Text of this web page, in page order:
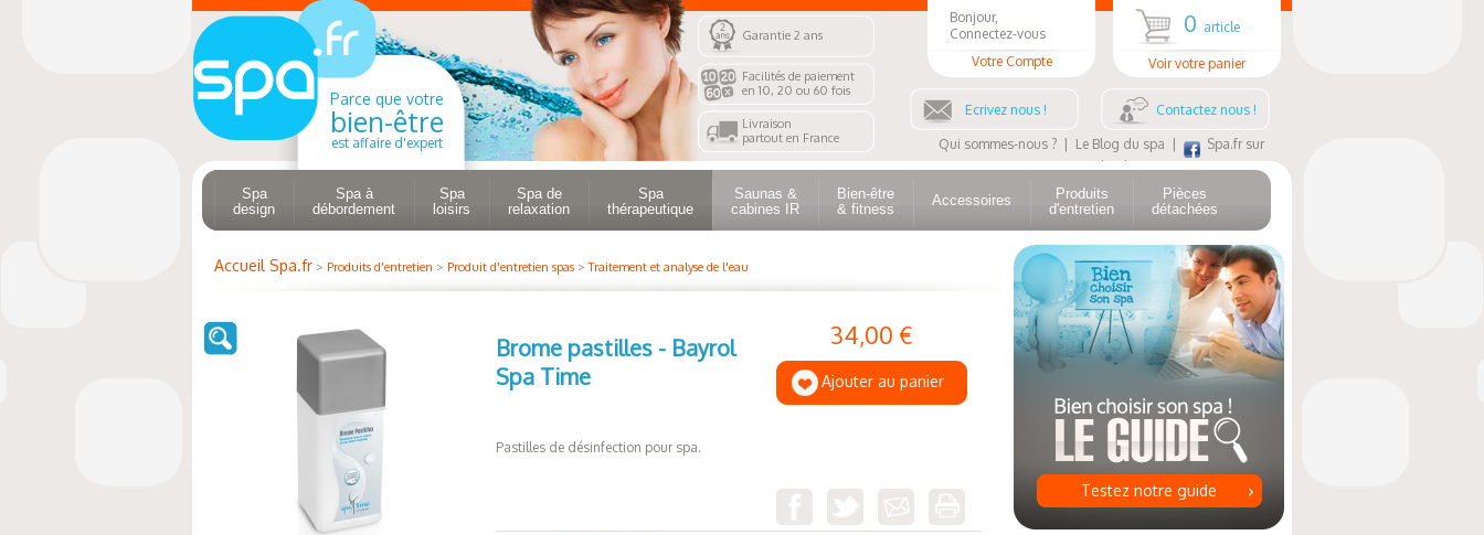
Parce que votre
bien-être
est affaire d'expert
Garantie 2 ans
Facilités de paiement
en 10, 20 ou 60 fois
Livraison
partout en France
Bonjour,
Connectez-vous
Votre Compte
0 article
Voir votre panier
Ecrivez nous ! Contactez nous !
Qui sommes-nous ? Le Blog du spa
Spa.fr sur
Facebook
Spa
design
Spa à
débordement
Spa
loisirs
Spa de
relaxation
Spa
thérapeutique
Saunas &
cabines IR
Bien-être
& fitness
Accessoires
Produits
d'entretien
Pièces
détachées
Accueil Spa.fr > Produits d'entretien > Produit d'entretien spas >Traitement et analyse de l'eau
34,00 €
Ajouter au panier
Brome pastilles - Bayrol
Spa Time
Pastilles de désinfection pour spa.
Testez notre guide